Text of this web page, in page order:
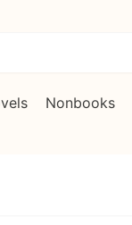
Nonbooks